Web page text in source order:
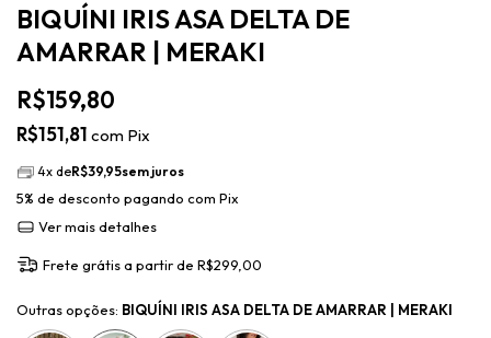
BIQUÍNI IRIS ASA DELTA DE
AMARRAR | MERAKI
R$159,80
R$151,81 com Pix
4x deR$39,95sem juros
5% de desconto pagando com Pix
Ver mais detalhes
Frete grátisa partir de R$299,00
Outras opções: BIQUÍNI IRIS ASA DELTA DE AMARRAR | MERAKI